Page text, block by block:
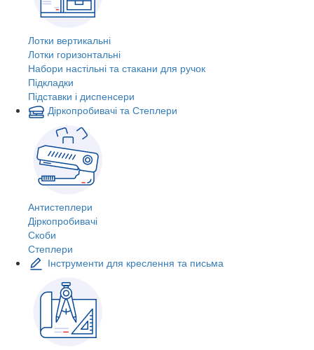
Лотки вертикальні
Лотки горизонтальні
Набори настільні та стакани для ручок
Підкладки
Підставки і диспенсери
Діркопробивачі та Степлери
Антистеплери
Діркопробивачі
Скоби
Степлери
Інструменти для креслення та письма